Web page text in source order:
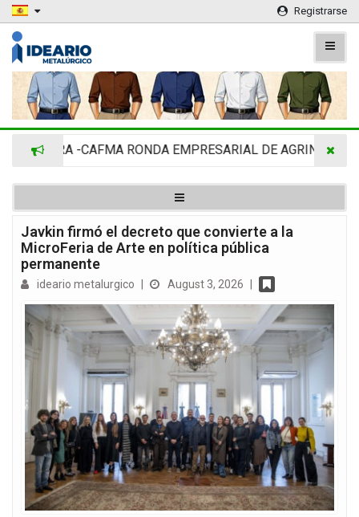
Registrarse
-CAFMA RONDA EMPRESARIAL DE AGRINOVA EN LA
Javkin firmó el decreto que convierte a la
MicroFeria de Arte en política pública
permanente
ideario metalurgico August 3, 2026